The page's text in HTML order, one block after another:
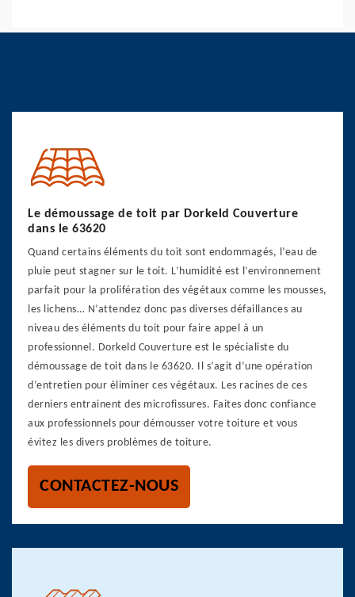
Le démoussage de toit par Dorkeld Couverture
dans le 63620
Quand certains éléments du toit sont endommagés, l’eau de
pluie peut stagner sur le toit. L’humidité est l’environnement
parfait pour la prolifération des végétaux comme les mousses,
les lichens… N’attendez donc pas diverses défaillances au
niveau des éléments du toit pour faire appel à un
professionnel. Dorkeld Couverture est le spécialiste du
démoussage de toit dans le 63620. Il s’agit d’une opération
d’entretien pour éliminer ces végétaux. Les racines de ces
derniers entrainent des microfissures. Faites donc confiance
aux professionnels pour démousser votre toiture et vous
évitez les divers problèmes de toiture.
CONTACTEZ-NOUS